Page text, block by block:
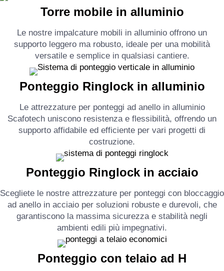
Torre mobile in alluminio
Le nostre impalcature mobili in alluminio offrono un
supporto leggero ma robusto, ideale per una mobilità
versatile e semplice in qualsiasi cantiere.
Ponteggio Ringlock in alluminio
Le attrezzature per ponteggi ad anello in alluminio
Scafotech uniscono resistenza e flessibilità, offrendo un
supporto affidabile ed efficiente per vari progetti di
costruzione.
Ponteggio Ringlock in acciaio
Scegliete le nostre attrezzature per ponteggi con bloccaggio
ad anello in acciaio per soluzioni robuste e durevoli, che
garantiscono la massima sicurezza e stabilità negli
ambienti edili più impegnativi.
Ponteggio con telaio ad H